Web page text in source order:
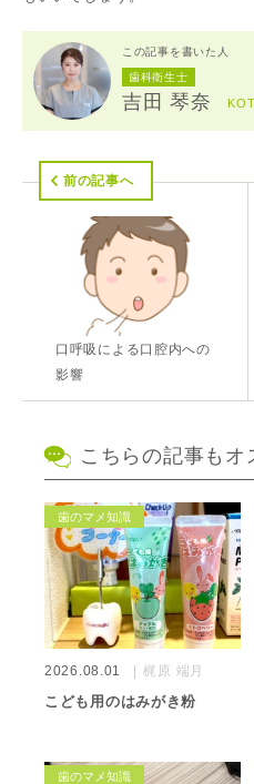
この記事を書いた人
歯科衛生士
吉田 琴奈
前の記事へ
口呼吸による口腔内への
影響
こちらの記事もオ
歯のマメ知識
2026.08.01 梶原 端月
こども用のはみがき粉
歯のマメ知識